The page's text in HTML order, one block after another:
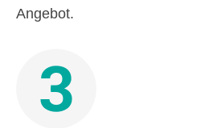
Angebot.
3